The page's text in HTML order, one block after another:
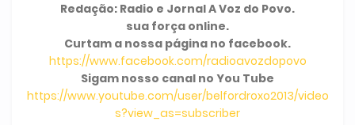
Redação: Radio e Jornal A Voz do Povo.
sua força online.
Curtam a nossa página no facebook.
https://www.facebook.com/radioavozdopovo
Sigam nosso canal no You Tube
https://www.youtube.com/user/belfordroxo2013/video
s?view_as=subscriber